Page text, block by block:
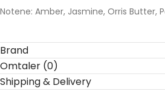
Notene: Amber, Jasmine, Orris Butter,
Brand
Omtaler (0)
Shipping & Delivery